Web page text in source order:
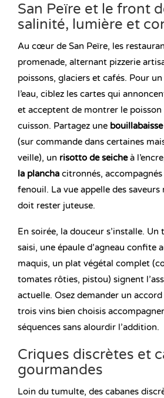
San Peïre et le front
salinité, lumière et
Au cœur de San Peïre, les
promenade, alternant pizzerie
poissons, glaciers et cafés. Pour
l’eau, ciblez les cartes qui
et acceptent de montrer le
cuisson. Partagez une bouillabaisse
(sur commande dans certaines
veille), un risotto de seicheà
la plancha citronnés, accompagnés
fenouil. La vue appelle des saveurs
doit rester juteuse.
En soirée, la douceur s’installe.
saisi, une épaule d’agneau confite
maquis, un plat végétal complet
tomates rôties, pistou) signent
actuelle. Osez demander un
trois vins bien choisis
séquences sans alourdir l’addition.
Criques discrètes et
gourmandes
Loin du tumulte, des cabanes